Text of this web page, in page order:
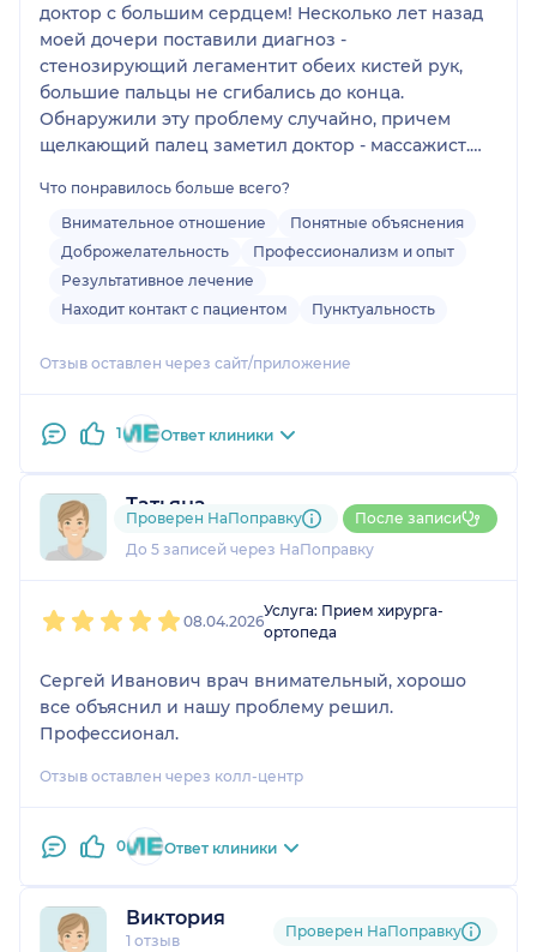
доктор с большим сердцем! Несколько лет назад
моей дочери поставили диагноз -
стенозирующий легаментит обеих кистей рук,
большие пальцы не сгибались до конца.
Обнаружили эту проблему случайно, причем
щелкающий палец заметил доктор - массажист.
попали к Сергею Ивановичу. После проведенной
операции всё впорядке!
Что понравилось больше всего?
Внимательное отношение
Понятные объяснения
Доброжелательность
Профессионализм и опыт
Результативное лечение
Находит контакт с пациентом
Пунктуальность
Отзыв оставлен через сайт/приложение
1 Ответ клиники
Татьяна
1 отзыв
До 5 записей через НаПоправку
Проверен НаПоправку После записи
08.04.2026
Услуга: Прием хирурга-
ортопеда
Сергей Иванович врач внимательный, хорошо
все объяснил и нашу проблему решил.
Профессионал.
Отзыв оставлен через колл-центр
0 Ответ клиники
Виктория
1 отзыв
Проверен НаПоправку